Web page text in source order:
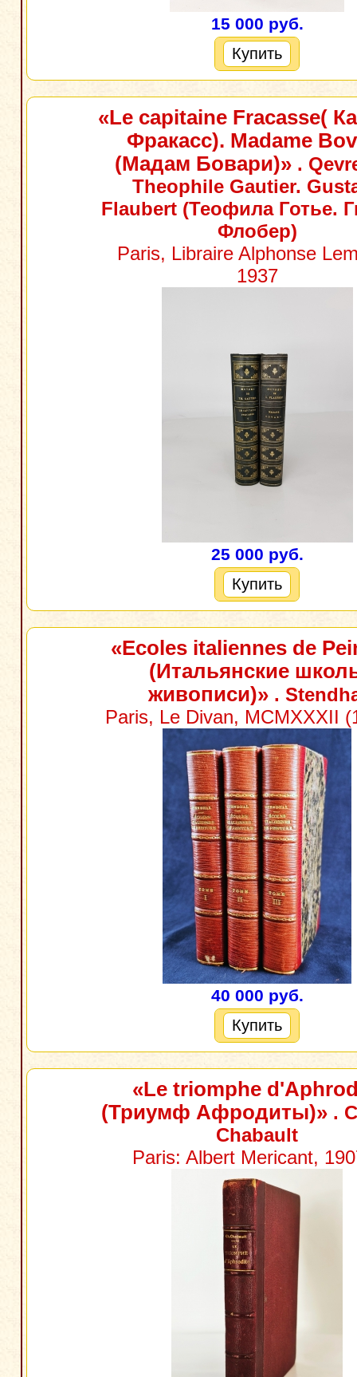
15 000 руб.
Купить
«Le capitaine Fracasse(
Фракасс). Madame
(Мадам Бовари)».
Theophile Gautier.
Flaubert (Теофила Готье.
Флобер)
Paris, Libraire Alphonse
1937
25 000 руб.
Купить
«Ecoles italiennes de
(Итальянские
живописи)».
Paris, Le Divan, MCMXXXII
40 000 руб.
Купить
«Le triomphe
(Триумф Афродиты)».
Chabault
Paris: Albert Mericant,